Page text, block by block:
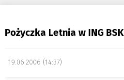
Pożyczka Letnia w ING BSK
19.06.2006 (14:37)